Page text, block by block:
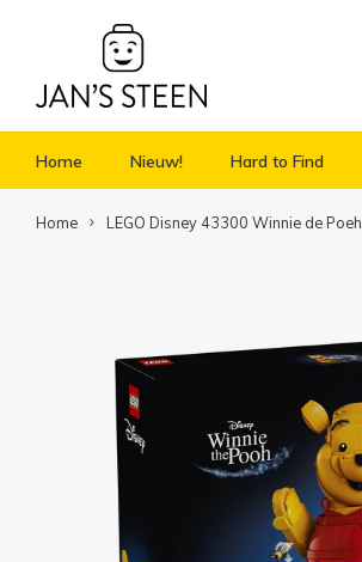
Home Nieuw! Hard to Find
Home LEGO Disney 43300 Winnie de Poeh